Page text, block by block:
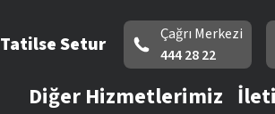
Tatilse Setur
Çağrı Merkezi
444 28 22
Diğer Hizmetlerimiz